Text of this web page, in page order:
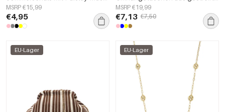
MSRP €15,99
€4,95
MSRP €19,99
€7,13 €7,50
EU-Lager EU-Lager